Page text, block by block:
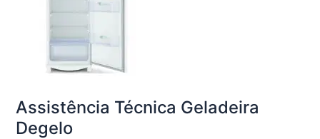
Assistência Técnica Geladeira
Degelo